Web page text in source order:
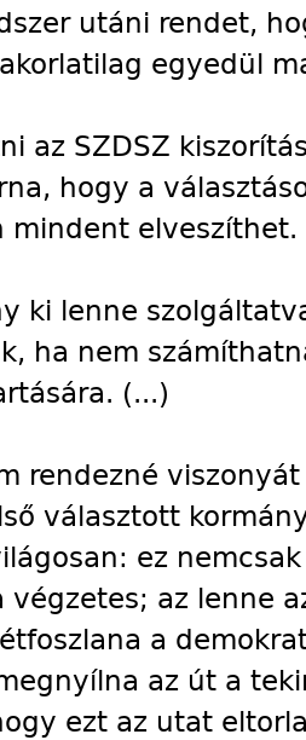
utáni rendet,
egyedül
az SZDSZ
hogy a
mindent elveszíthet.
ki lenne
ha nem
(...)
rendezné
választott
ez
végzetes; az lenne
a
az út a
ezt az utat